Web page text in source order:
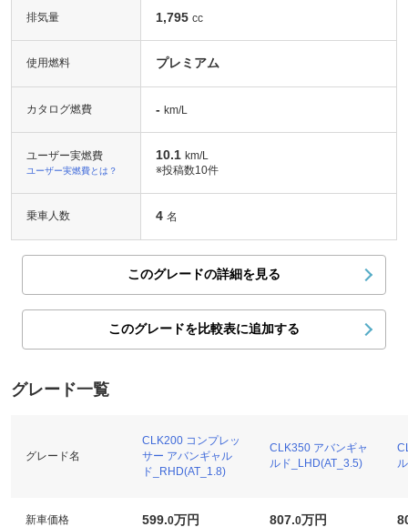
排気量 1,795 cc
使用燃料 プレミアム
カタログ燃費 - km/L
ユーザー実燃費
ユーザー実燃費とは？
10.1 km/L
※投稿数10件
乗車人数 4 名
このグレードの詳細を見る
このグレードを比較表に追加する
グレード一覧
グレード名
CLK200 コンプレッ
サー アバンギャル
ド_RHD(AT_1.8)
CLK350 アバンギャ
ルド_LHD(AT_3.5)
新車価格 599.0万円 807.0万円